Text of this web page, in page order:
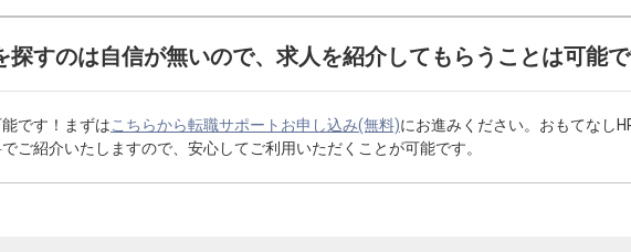
探すのは自信が無いので、求人を紹介してもらうことは可能
です！まずはこちらから転職サポートお申し込み(無料)にお進みください。おもてなし
ご紹介いたしますので、安心してご利用いただくことが可能です。